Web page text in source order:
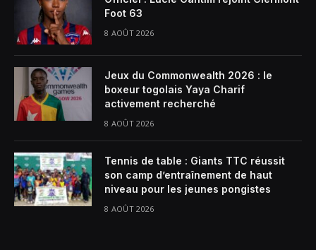
Foot 63
8 AOÛT 2026
Jeux du Commonwealth 2026 : le
boxeur togolais Yaya Charif
activement recherché
8 AOÛT 2026
Tennis de table : Giants TTC réussit
son camp d’entraînement de haut
niveau pour les jeunes pongistes
8 AOÛT 2026